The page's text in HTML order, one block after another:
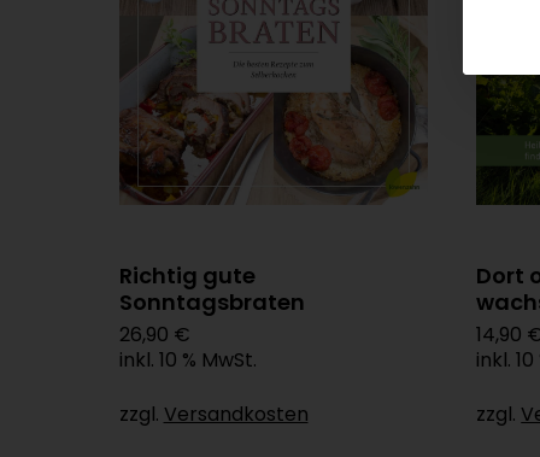
Richtig gute
Sonntagsbraten
26,90 €
inkl. 10 % MwSt.
zzgl. Versandkosten
Dort
14,90
inkl.
zzgl.